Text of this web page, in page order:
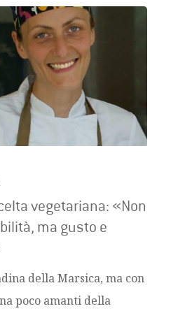
vegetariana: «Non
ma gusto e
della Marsica, ma con
poco amanti della